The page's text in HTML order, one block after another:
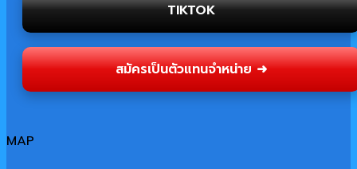
TIKTOK
สมัครเป็นตัวแทนจำหน่าย ➜
MAP